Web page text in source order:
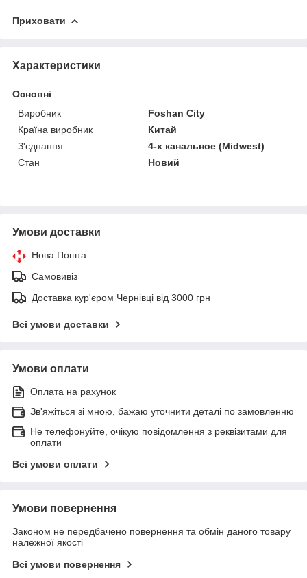
Приховати
Характеристики
Основні
Виробник
Foshan City
Країна виробник
Китай
З'єднання
4-х канальное (Midwest)
Стан
Новий
Умови доставки
Нова Пошта
Самовивіз
Доставка кур'єром Чернівці від 3000 грн
Всі умови доставки
Умови оплати
Оплата на рахунок
Зв'яжіться зі мною, бажаю уточнити деталі по замовленню
Не телефонуйте, очікую повідомлення з реквізитами для
оплати
Всі умови оплати
Умови повернення
Законом не передбачено повернення та обмін даного товару
належної якості
Всі умови повернення